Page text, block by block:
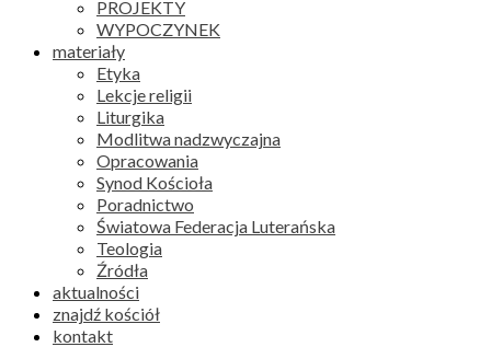
PROJEKTY
WYPOCZYNEK
materiały
Etyka
Lekcje religii
Liturgika
Modlitwa nadzwyczajna
Opracowania
Synod Kościoła
Poradnictwo
Światowa Federacja Luterańska
Teologia
Źródła
aktualności
znajdź kościół
kontakt